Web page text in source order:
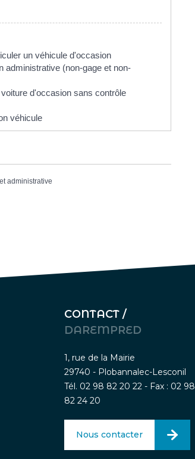
un véhicule d'occasion
administrative (non-gage et non-
d'occasion sans contrôle
véhicule
administrative
CONTACT /
DAREMPRED
1, rue de la Mairie
29740 - Plobannalec-Lesconil
Tél. 02 98 82 20 22 - Fax : 02 98
82 24 20
Nous contacter